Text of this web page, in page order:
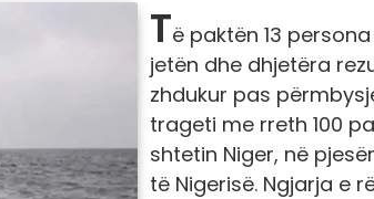
Të paktën 13
jetën dhe dhjetëra
zhdukur pas
trageti me rreth 100
shtetin Niger, në
të Nigerisë. Ngjarja e